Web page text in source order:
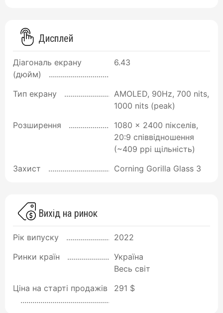
Дисплей
Діагональ екрану
(дюйм)
6.43
Тип екрану
AMOLED, 90Hz, 700 nits,
1000 nits (peak)
Розширення
1080 x 2400 пікселів,
20:9 співвідношення
(~409 ppi щільність)
Захист
Corning Gorilla Glass 3
Вихід на ринок
Рік випуску
2022
Ринки країн
Україна
Весь світ
Ціна на старті продажів
291 $